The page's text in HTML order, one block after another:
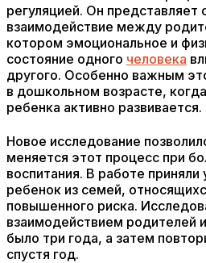
регуляцией. Он представляет
взаимодействие между
котором эмоциональное и
состояние одного человека
другого. Особенно важным
в дошкольном возрасте,
ребенка активно развивается.
Новое исследование
меняется этот процесс при
воспитания. В работе приняли
ребенок из семей,
повышенного риска.
взаимодействием родителей
было три года, а затем
спустя год.